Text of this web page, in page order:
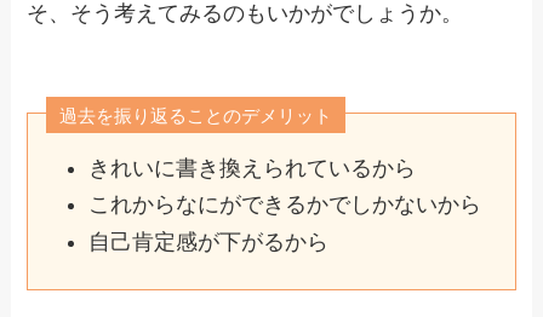
そ、そう考えてみるのもいかがでしょうか。
過去を振り返ることのデメリット
きれいに書き換えられているから
これからなにができるかでしかないから
自己肯定感が下がるから